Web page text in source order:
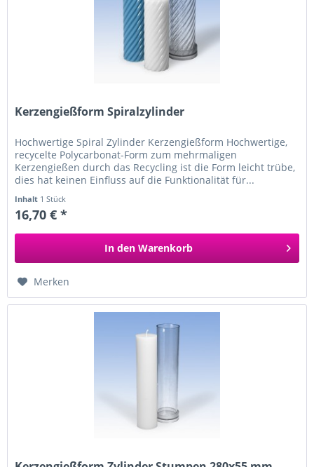
Kerzengießform Spiralzylinder
Hochwertige Spiral Zylinder Kerzengießform Hochwertige,
recycelte Polycarbonat-Form zum mehrmaligen
Kerzengießen durch das Recycling ist die Form leicht trübe,
dies hat keinen Einfluss auf die Funktionalität für...
Inhalt 1 Stück
16,70 € *
In den Warenkorb
Merken